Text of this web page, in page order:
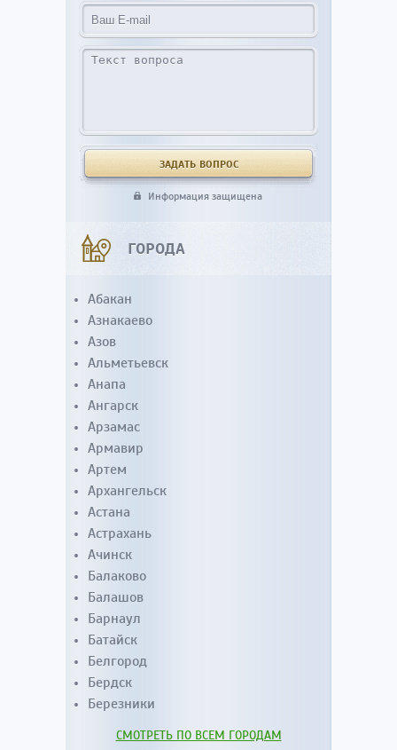
Информация защищена
ГОРОДА
Абакан
Азнакаево
Азов
Альметьевск
Анапа
Ангарск
Арзамас
Армавир
Артем
Архангельск
Астана
Астрахань
Ачинск
Балаково
Балашов
Барнаул
Батайск
Белгород
Бердск
Березники
СМОТРЕТЬ ПО ВСЕМ ГОРОДАМ